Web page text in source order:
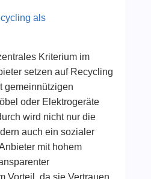
als
Kriterium im
setzen auf Recycling
gemeinnützigen
oder Elektrogeräte
wird nicht nur die
auch ein sozialer
mit hohem
Vorteil, da sie Vertrauen